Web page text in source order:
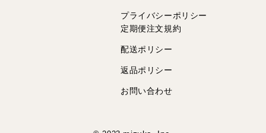
プライバシーポリシー
定期便注文規約
配送ポリシー
返品ポリシー
お問い合わせ